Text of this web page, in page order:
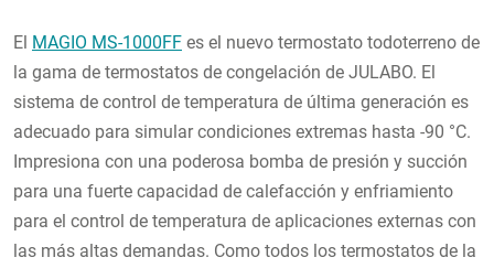
El MAGIO MS-1000FF es el nuevo termostato todoterreno de
la gama de termostatos de congelación de JULABO. El
sistema de control de temperatura de última generación es
adecuado para simular condiciones extremas hasta -90 °C.
Impresiona con una poderosa bomba de presión y succión
para una fuerte capacidad de calefacción y enfriamiento
para el control de temperatura de aplicaciones externas con
las más altas demandas. Como todos los termostatos de la